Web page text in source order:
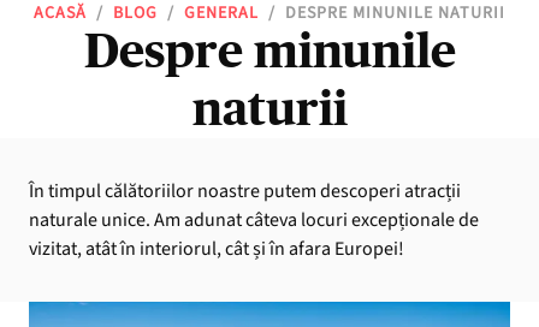
ACASĂ / BLOG / GENERAL / DESPRE MINUNILE NATURII
Despre minunile
naturii
În timpul călătoriilor noastre putem descoperi atracții
naturale unice. Am adunat câteva locuri excepționale de
vizitat, atât în interiorul, cât și în afara Europei!